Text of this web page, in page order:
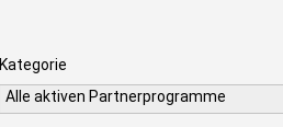
Kategorie
Alle aktiven Partnerprogramme